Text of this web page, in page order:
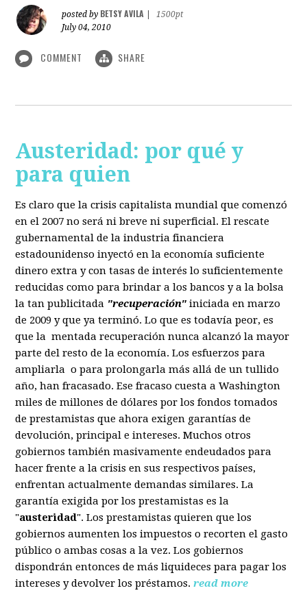
posted by BETSY AVILA
1500pt
July 04, 2010
COMMENT SHARE
Austeridad: por qué y
para quien
Es claro que la crisis capitalista mundial que comenzó
en el 2007 no será ni breve ni superficial. El rescate
gubernamental de la industria financiera
estadounidenso inyectó en la economía suficiente
dinero extra y con tasas de interés lo suficientemente
reducidas como para brindar a los bancos y a la bolsa
la tan publicitada "recuperación" iniciada en marzo
de 2009 y que ya terminó. Lo que es todavía peor, es
que la mentada recuperación nunca alcanzó la mayor
parte del resto de la economía. Los esfuerzos para
ampliarla o para prolongarla más allá de un tullido
año, han fracasado. Ese fracaso cuesta a Washington
miles de millones de dólares por los fondos tomados
de prestamistas que ahora exigen garantías de
devolución, principal e intereses. Muchos otros
gobiernos también masivamente endeudados para
hacer frente a la crisis en sus respectivos países,
enfrentan actualmente demandas similares. La
garantía exigida por los prestamistas es la
"austeridad". Los prestamistas quieren que los
gobiernos aumenten los impuestos o recorten el gasto
público o ambas cosas a la vez. Los gobiernos
dispondrán entonces de más liquideces para pagar los
intereses y devolver los préstamos. read more